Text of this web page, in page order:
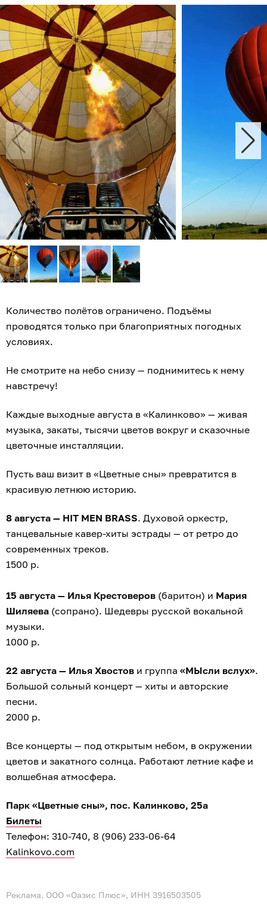
Количество полётов ограничено. Подъёмы
проводятся только при благоприятных погодных
условиях.
Не смотрите на небо снизу — поднимитесь к нему
навстречу!
Каждые выходные августа в «Калинково» — живая
музыка, закаты, тысячи цветов вокруг и сказочные
цветочные инсталляции.
Пусть ваш визит в «Цветные сны» превратится в
красивую летнюю историю.
8 августа — HIT MEN BRASS. Духовой оркестр,
танцевальные кавер-хиты эстрады — от ретро до
современных треков.
1500 р.
15 августа — Илья Крестоверов (баритон) и Мария
Шиляева (сопрано). Шедевры русской вокальной
музыки.
1000 р.
22 августа — Илья Хвостов и группа «МЫсли вслух».
Большой сольный концерт — хиты и авторские
песни.
2000 р.
Все концерты — под открытым небом, в окружении
цветов и закатного солнца. Работают летние кафе и
волшебная атмосфера.
Парк «Цветные сны», пос. Калинково, 25а
Билеты
Телефон: 310-740, 8 (906) 233-06-64
Kalinkovo.com
Реклама. ООО «Оазис Плюс», ИНН 3916503505